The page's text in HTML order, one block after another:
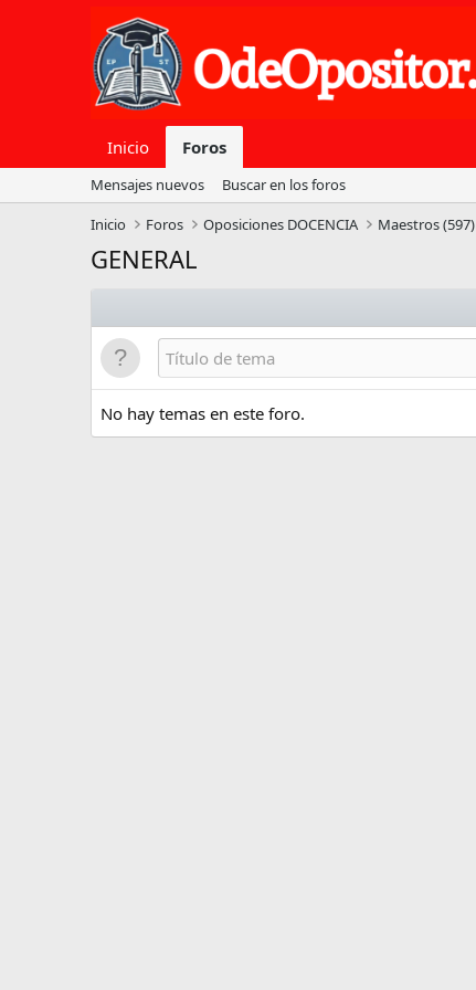
Inicio Foros
Mensajes nuevos
Buscar en los foros
Inicio
Foros Oposiciones DOCENCIA Maestros (597)
GENERAL
No hay temas en este foro.